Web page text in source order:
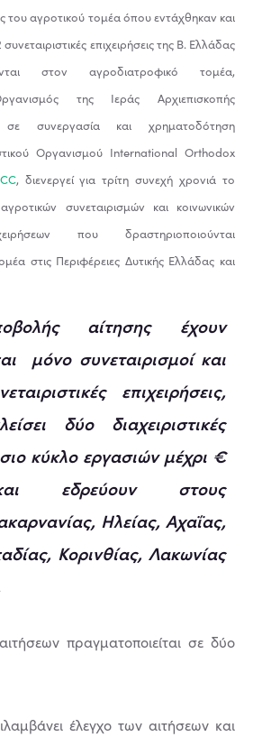
του αγροτικού τομέα όπου εντάχθηκαν και
επιχειρήσεις της Β. Ελλάδας
στον αγροδιατροφικό τομέα,
της Ιεράς Αρχιεπισκοπής
συνεργασία και χρηματοδότηση
Οργανισμού International Orthodox
, διενεργεί για τρίτη συνεχή χρονιά το
συνεταιρισμών και κοινωνικών
που δραστηριοποιούνται
στις Περιφέρειες Δυτικής Ελλάδας και
αίτησης έχουν
μόνο συνεταιρισμοί και
επιχειρήσεις,
δύο διαχειριστικές
κύκλο εργασιών μέχρι €
εδρεύουν στους
Ηλείας, Αχαΐας,
Κορινθίας, Λακωνίας
πραγματοποιείται σε δύο
έλεγχο των αιτήσεων και